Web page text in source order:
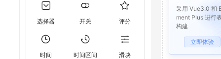
选择器 开关 评分
时间 时间区间 滑块
采用 Vue3.0 和
ment Plus 进行
构建
立即体验